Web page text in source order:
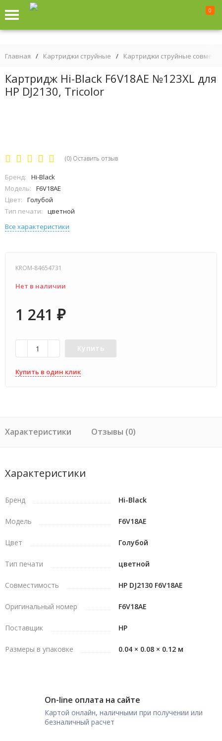
0
Главная / Картриджи струйные / Картриджи струйные
Картридж Hi-Black F6V18AE №123XL для
HP DJ2130, Tricolor
(0) Оставить отзыв
Бренд:
Hi-Black
Модель:
F6V18AE
Цвет:
Голубой
Тип печати:
цветной
Все характеристики
KROM-84654731
Нет в наличии
1 241 ₽
Купить
Купить в один клик
Характеристики Отзывы (0)
Характеристики
Бренд Hi-Black
Модель F6V18AE
Цвет Голубой
Тип печати цветной
Совместимость HP DJ2130 F6V18AE
Оригинальный номер F6V18AE
Поставщик HP
Размеры в упаковке 0.04 × 0.08 × 0.12 м
On-line оплата на сайте
Картой онлайн, наличными при получении или
безналичный расчет